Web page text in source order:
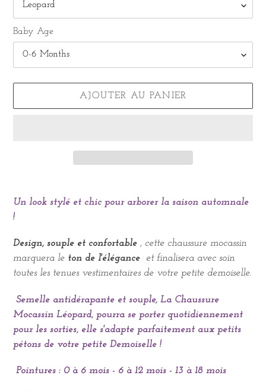
Baby Age
AJOUTER AU PANIER
d'un
produit
votre
panier
Un look stylé et chic pour arborer la saison automnale
!
Design, souple et confortable , cette chaussure mocassin
marquera le ton de l'élégance et finalisera avec soin
toutes les tenues vestimentaires de votre petite demoiselle.
Semelle antidérapante et souple, La Chaussure
Mocassin Léopard, pourra se porter quotidiennement
pour les sorties, elle s'adapte parfaitement aux petits
pétons de votre petite Demoiselle !
Pointures : 0 à 6 mois - 6 à 12 mois - 13 à 18 mois